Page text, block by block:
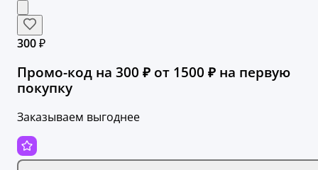
300 ₽
Промо-код на 300 ₽ от 1500 ₽ на первую
покупку
Заказываем выгоднее